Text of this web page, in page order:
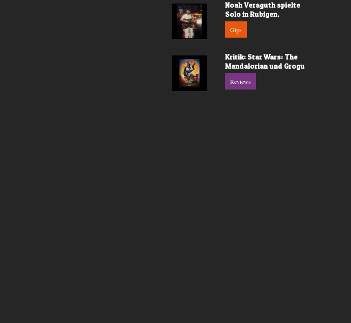
Noah Veraguth spielte
Solo in Rubigen.
Gigs
Kritik: Star Wars: The
Mandalorian und Grogu
Reviews